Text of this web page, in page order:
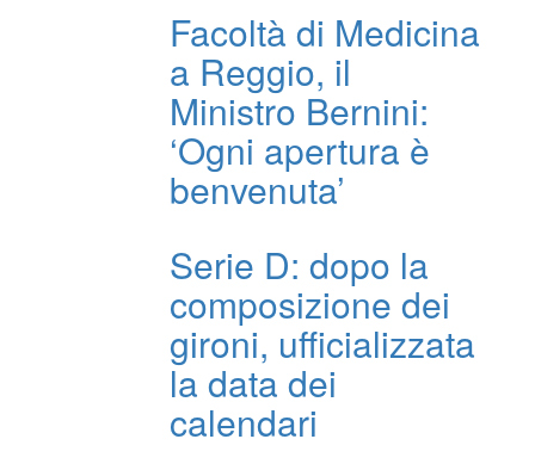
Facoltà di Medicina
a Reggio, il
Ministro Bernini:
‘Ogni apertura è
benvenuta’
Serie D: dopo la
composizione dei
gironi, ufficializzata
la data dei
calendari